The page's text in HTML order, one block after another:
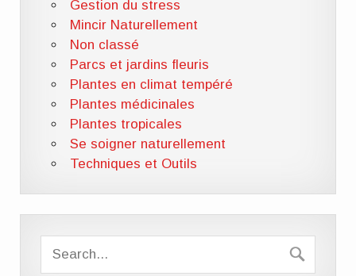
Gestion du stress
Mincir Naturellement
Non classé
Parcs et jardins fleuris
Plantes en climat tempéré
Plantes médicinales
Plantes tropicales
Se soigner naturellement
Techniques et Outils